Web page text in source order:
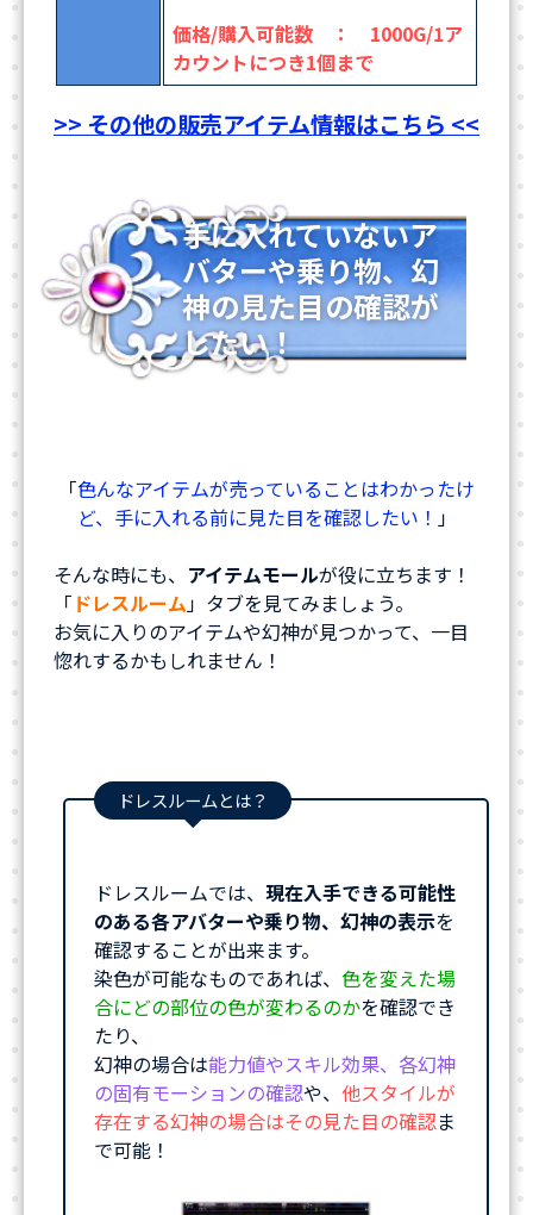
価格/購入可能数 ： 1000G/1ア
カウントにつき1個まで
>> その他の販売アイテム情報はこちら <<
手に入れていないア
バターや乗り物、幻
神の見た目の確認が
したい！
「色んなアイテムが売っていることはわかったけ
ど、手に入れる前に見た目を確認したい！ 」
そんな時にも、 アイテムモールが役に立ちます！
「 ドレスルーム」タブを見てみましょう。
お気に入りのアイテムや幻神が見つかって、一目
惚れするかもしれません！
ドレスルームとは？
ドレスルームでは、 現在入手できる可能性
のある各アバターや乗り物、幻神の表示を
確認することが出来ます。
染色が可能なものであれば、 色を変えた場
合にどの部位の色が変わるのかを確認でき
たり、
幻神の場合は能力値やスキル効果、各幻神
の固有モーションの確認や、 他スタイルが
存在する幻神の場合はその見た目の確認ま
で可能！